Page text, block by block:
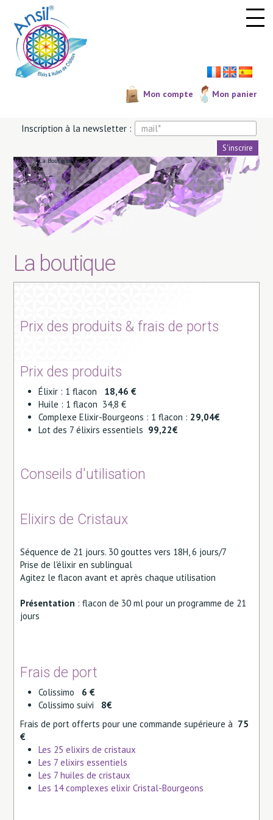
Mon compte Mon panier
Inscription à la newsletter :
Accueil > La Boutique
La boutique
Prix des produits & frais de ports
Prix des produits
Élixir : 1 flacon 18,46 €
Huile : 1 flacon 34,8 €
Complexe Elixir-Bourgeons : 1 flacon : 29,04€
Lot des 7 élixirs essentiels 99,22€
Conseils d'utilisation
Elixirs de Cristaux
Séquence de 21 jours. 30 gouttes vers 18H, 6 jours/7
Prise de l'élixir en sublingual
Agitez le flacon avant et après chaque utilisation
Présentation : flacon de 30 ml pour un programme de 21
jours
Frais de port
Colissimo 6 €
Colissimo suivi
8€
Frais de port offerts pour une commande supérieure à 75
€
Les 25 elixirs de cristaux
Les 7 elixirs essentiels
Les 7 huiles de cristaux
Les 14 complexes elixir Cristal-Bourgeons
Panneau de gestion des cookies